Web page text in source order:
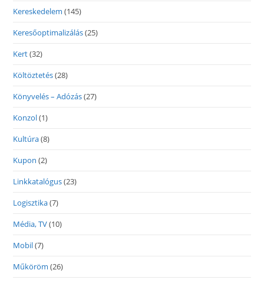
Kereskedelem (145)
Keresőoptimalizálás(25)
Kert(32)
Költöztetés(28)
Könyvelés – Adózás(27)
Konzol(1)
Kultúra(8)
Kupon (2)
Linkkatalógus(23)
Logisztika(7)
Média, TV(10)
Mobil(7)
Műköröm (26)